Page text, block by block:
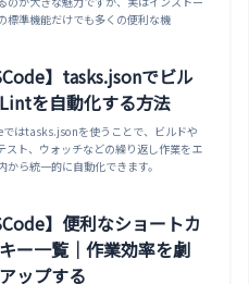
標準機能だけでも多くの便利な機
】tasks.jsonでビル
を自動化する方法
ではtasks.jsonを使うことで、ビルドや
スト、ウォッチなどの繰り返し作業をエ
から統一的に自動化できます。
】便利なショートカ
ー一覧｜作業効率を劇
ップする